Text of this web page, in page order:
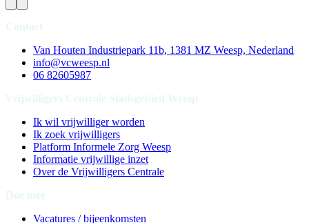
Van Houten Industriepark 11b, 1381 MZ Weesp, Nederland
info@vcweesp.nl
06 82605987
Ik wil vrijwilliger worden
Ik zoek vrijwilligers
Platform Informele Zorg Weesp
Informatie vrijwillige inzet
Over de Vrijwilligers Centrale
Vacatures / bijeenkomsten